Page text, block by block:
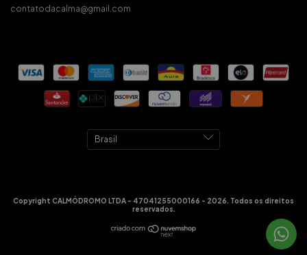
contatodacalma@gmail.com
Copyright CALMÓDROMO LTDA - 47041255000166 - 2026. Todos os direitos
reservados.